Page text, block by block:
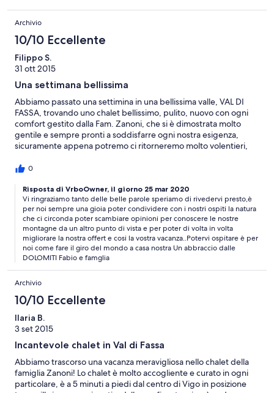
Archivio
10/10 Eccellente
Filippo S.
31 ott 2015
Una settimana bellissima
Abbiamo passato una settimina in una bellissima valle, VAL DI
FASSA, trovando uno chalet bellissimo, pulito, nuovo con ogni
comfort gestito dalla Fam. Zanoni, che si è dimostrata molto
gentile e sempre pronti a soddisfarre ogni nostra esigenza,
sicuramente appena potremo ci ritorneremo molto volentieri,
0
Risposta di VrboOwner, il giorno 25 mar 2020
Vi ringraziamo tanto delle belle parole speriamo di rivedervi presto,è
per noi sempre una gioia poter condividere con i nostri ospiti la natura
che ci circonda poter scambiare opinioni per conoscere le nostre
montagne da un altro punto di vista e per poter di volta in volta
migliorare la nostra offert e cosi la vostra vacanza..Potervi ospitare è per
noi come fare il giro del mondo a casa nostra Un abbraccio dalle
DOLOMITI Fabio e famglia
Archivio
10/10 Eccellente
Ilaria B.
3 set 2015
Incantevole chalet in Val di Fassa
Abbiamo trascorso una vacanza meravigliosa nello chalet della
famiglia Zanoni! Lo chalet è molto accogliente e curato in ogni
particolare, è a 5 minuti a piedi dal centro di Vigo in posizione